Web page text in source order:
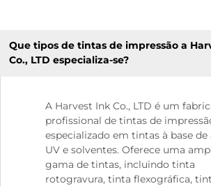
Que tipos de tintas de impressão a
Co., LTD especializa-se?
A Harvest Ink Co., LTD é um
profissional de tintas de
especializado em tintas à base de
UV e solventes. Oferece uma
gama de tintas, incluindo tinta
rotogravura, tinta flexográfica,